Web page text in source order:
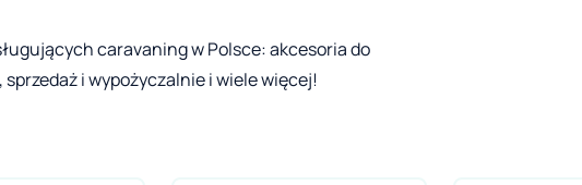
caravaning w Polsce: akcesoria do
i wypożyczalnie i wiele więcej!